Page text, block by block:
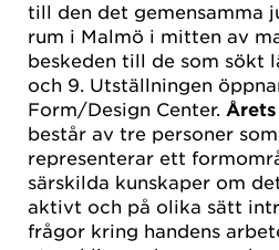
till den det gemensamma
rum i Malmö i mitten av
beskeden till de som sökt
och 9. Utställningen
Form/Design Center.
består av tre personer
representerar ett
särskilda kunskaper om
aktivt och på olika sätt
frågor kring handens